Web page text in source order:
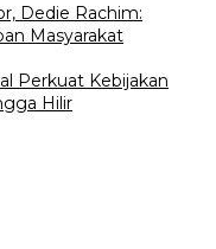
Dedie Rachim:
Masyarakat
Perkuat Kebijakan
Hilir